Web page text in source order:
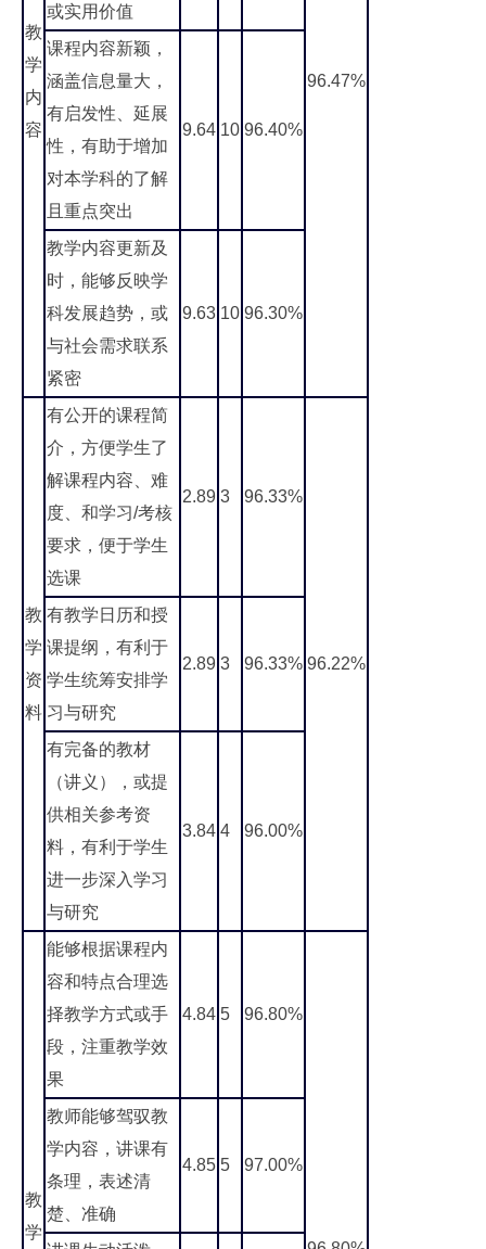
教
学
内
容
或实用价值
96.47%
课程内容新颖，
涵盖信息量大，
有启发性、延展
性，有助于增加
对本学科的了解
且重点突出
9.64 10 96.40%
教学内容更新及
时，能够反映学
科发展趋势，或
与社会需求联系
紧密
9.63 10 96.30%
教
学
资
料
有公开的课程简
介，方便学生了
解课程内容、难
度、和学习/考核
要求，便于学生
选课
2.89 3 96.33%
96.22%
有教学日历和授
课提纲，有利于
学生统筹安排学
习与研究
2.89 3 96.33%
有完备的教材
（讲义），或提
供相关参考资
料，有利于学生
进一步深入学习
与研究
3.84 4 96.00%
教
学
能够根据课程内
容和特点合理选
择教学方式或手
段，注重教学效
果
4.84 5 96.80%
教师能够驾驭教
学内容，讲课有
条理，表述清
楚、准确
4.85 5 97.00%